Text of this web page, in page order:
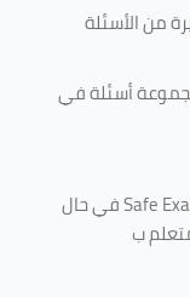
من الأسئلة
أسئلة في
Safeفي حال
ب